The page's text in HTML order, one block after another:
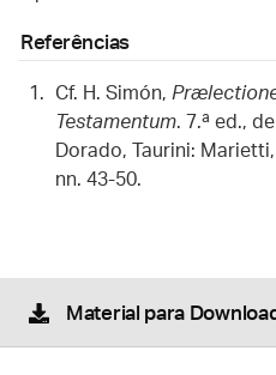
Referências
Cf. H. Simón,
Testamentum. 7.ª ed.,
Dorado, Taurini:
nn. 43-50.
Material para